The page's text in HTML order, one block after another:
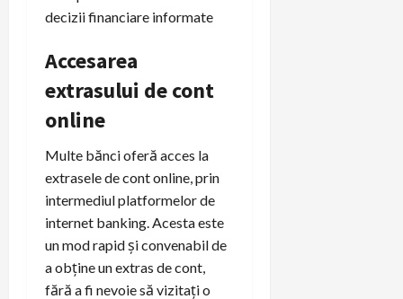
decizii financiare informate
Accesarea
extrasului de cont
online
Multe bănci oferă acces la
extrasele de cont online, prin
intermediul platformelor de
internet banking. Acesta este
un mod rapid și convenabil de
a obține un extras de cont,
fără a fi nevoie să vizitați o